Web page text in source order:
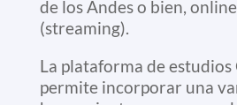
de los Andes o bien,
(streaming).
La plataforma de estudios
permite incorporar una